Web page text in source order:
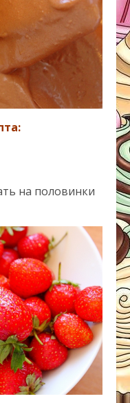
на половинки